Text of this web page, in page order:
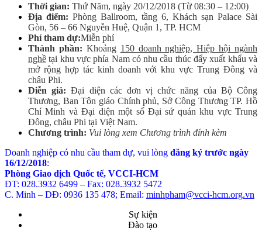
Thời gian: Thứ Năm, ngày 20/12/2018 (Từ 08:30 – 12:00)
Địa điểm: Phòng Ballroom, tầng 6, Khách sạn Palace Sài
Gòn, 56 – 66 Nguyễn Huệ, Quận 1, TP. HCM
Phí tham dự:Miễn phí
Thành phần: Khoảng 150 doanh nghiệp, Hiệp hội ngành
nghề tại khu vực phía Nam có nhu cầu thúc đẩy xuất khẩu và
mở rộng hợp tác kinh doanh với khu vực Trung Đông và
châu Phi.
Diễn giả:Đại diện các đơn vị chức năng của Bộ Công
Thương, Ban Tôn giáo Chính phủ, Sở Công Thương TP. Hồ
Chí Minh và Đại diện một số Đại sứ quán khu vực Trung
Đông, châu Phi tại Việt Nam.
Chương trình: Vui lòng xem Chương trình đính kèm
Doanh nghiệp có nhu cầu tham dự, vui lòng đăng ký trước ngày
16/12/2018:
Phòng Giao dịch Quốc tế, VCCI-HCM
ĐT: 028.3932 6499 – Fax: 028.3932 5472
C. Minh – DĐ: 0936 135 478; Email: minhpham@vcci-hcm.org.vn
Sự kiện
Đào tạo